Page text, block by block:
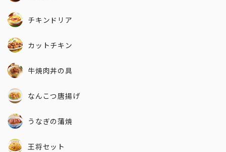
チキンドリア
カットチキン
牛焼肉丼の具
なんこつ唐揚げ
うなぎの蒲焼
王将セット